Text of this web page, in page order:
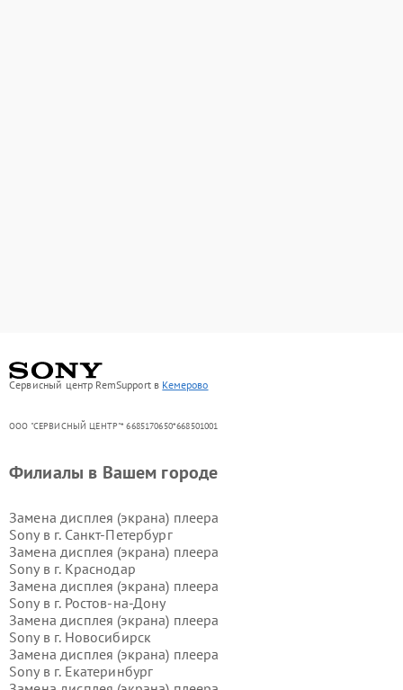
Сервисный центр RemSupport в Кемерово
ООО "СЕРВИСНЫЙ ЦЕНТР"* 6685170650*668501001
Филиалы в Вашем городе
Замена дисплея (экрана) плеера
Sony в г. Санкт-Петербург
Замена дисплея (экрана) плеера
Sony в г. Краснодар
Замена дисплея (экрана) плеера
Sony в г. Ростов-на-Дону
Замена дисплея (экрана) плеера
Sony в г. Новосибирск
Замена дисплея (экрана) плеера
Sony в г. Екатеринбург